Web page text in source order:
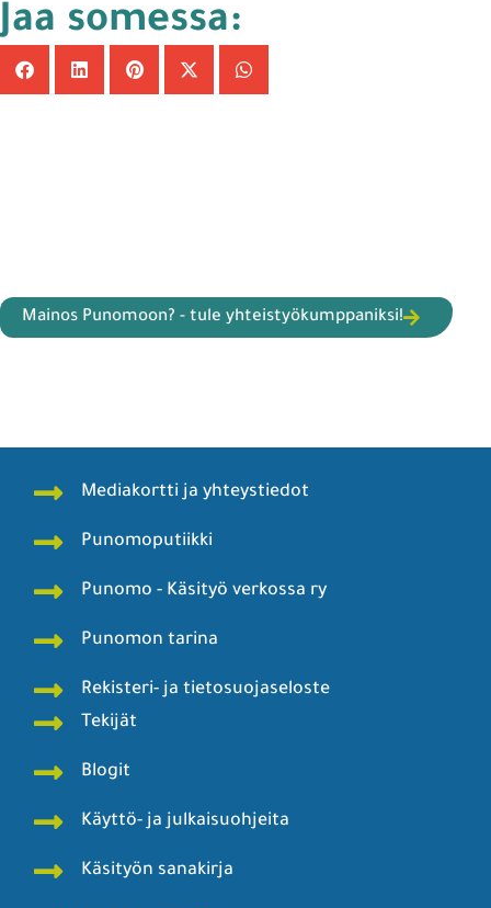
Jaa somessa:
Mainos Punomoon? - tule yhteistyökumppaniksi!
Mediakortti ja yhteystiedot
Punomoputiikki
Punomo - Käsityö verkossa ry
Punomon tarina
Rekisteri- ja tietosuojaseloste
Tekijät
Blogit
Käyttö- ja julkaisuohjeita
Käsityön sanakirja